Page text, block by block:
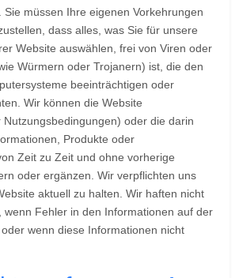
Sie müssen Ihre eigenen Vorkehrungen
dass alles, was Sie für unsere
Website auswählen, frei von Viren oder
Würmern oder Trojanern) ist, die den
beeinträchtigen oder
Wir können die Website
Nutzungsbedingungen) oder die darin
Produkte oder
Zeit zu Zeit und ohne vorherige
oder ergänzen. Wir verpflichten uns
aktuell zu halten. Wir haften nicht
wenn Fehler in den Informationen auf der
wenn diese Informationen nicht